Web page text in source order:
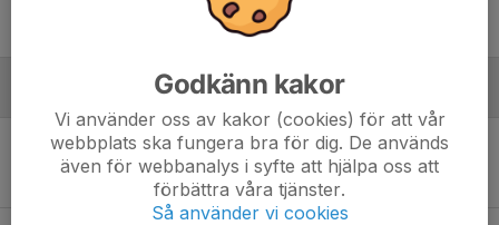
Torslandavallen 3 Konstgräs 7M7
Sön 23
Torslanda IK TIK GRÖN - Ytterby IS Blå
Torslandavallen 3 Konstgräs 7M7
Godkänn kakor
Vi använder oss av kakor (cookies) för att vår
webbplats ska fungera bra för dig. De används
även för webbanalys i syfte att hjälpa oss att
förbättra våra tjänster.
Så använder vi cookies